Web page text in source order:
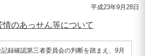
平成23年9月28日
のあっせん等について
録確認第三者委員会の判断を踏まえ、9月